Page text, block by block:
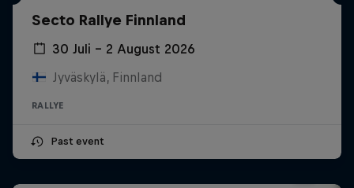
Secto Rallye Finnland
30 Juli – 2 August 2026
Jyväskylä, Finnland
RALLYE
Past event